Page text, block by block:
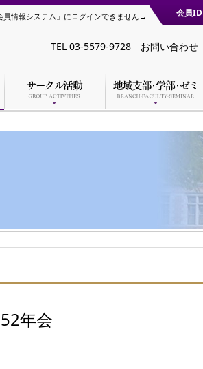
員情報システム」にログインできません→ 会員ID
TEL 03-5579-9728 お問い合わせ
年会